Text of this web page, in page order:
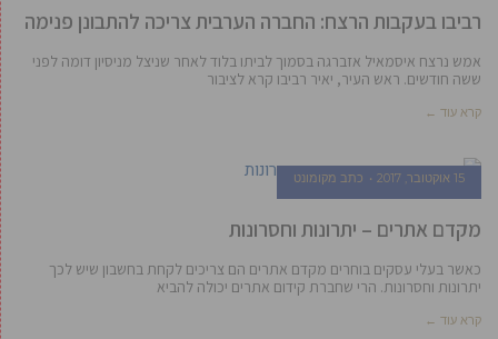
רביבו בעקבות הרצח: החברה הערבית צריכה להתבונן פנימה
אמש נרצח איסמאיל אזברגה בסמוך לביתו בלוד לאחר שניצל מניסיון דומה לפני
ששה חודשים. ראש העיר, יאיר רביבו קרא לציבור
קרא עוד ←
15 אוקטובר, 2017 כתב מקומונט
מקדם אתרים – יתרונות וחסרונות
כאשר בעלי עסקים בוחרים מקדם אתרים הם צריכים לקחת בחשבון שיש לכך
יתרונות וחסרונות. הרי שחברת קידום אתרים יכולה להביא
קרא עוד ←